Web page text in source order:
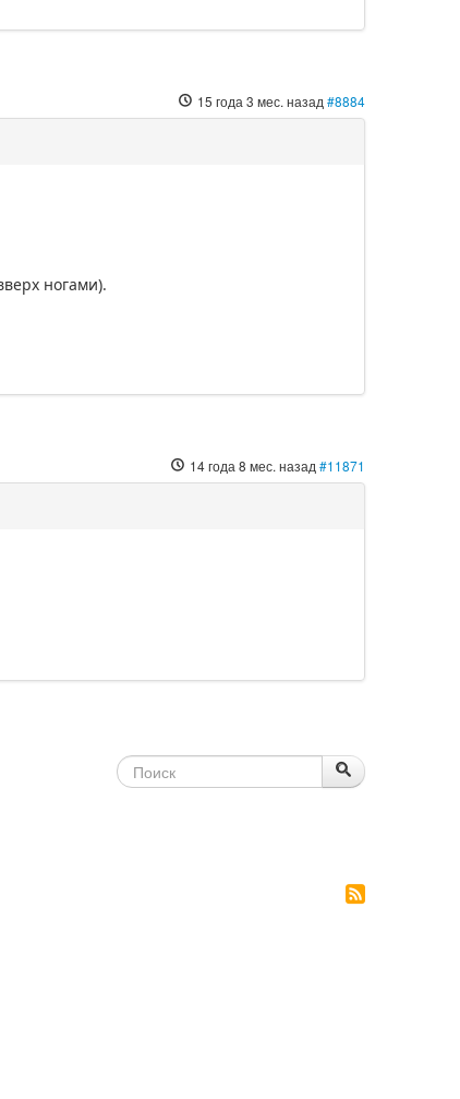
15 года 3 мес. назад #8884
ногами).
14 года 8 мес. назад #11871